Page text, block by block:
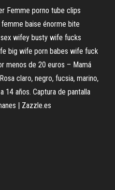
Femme porno tube clips
baise énorme bite
wifey busty wife fucks
big wife porn babes wife fuck
menos de 20 euros – Mamá
claro, negro, fucsia, marino,
14 años. Captura de pantalla
| Zazzle.es